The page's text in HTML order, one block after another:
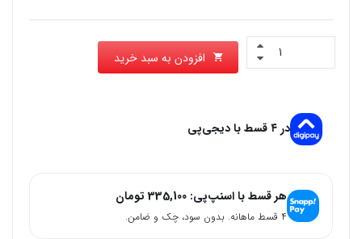
افزودن به سبد خرید
در ۴ قسط با دیجی‌پی
هر قسط با اسنپ‌پی: 335,100 تومان
۴ قسط ماهانه. بدون سود، چک و ضامن.